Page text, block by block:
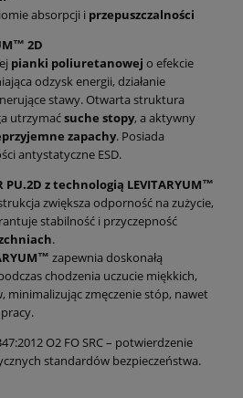
absorpcji i przepuszczalności
2D
pianki poliuretanowej o efekcie
odzysk energii, działanie
stawy. Otwarta struktura
utrzymaćsuche stopy, a aktywny
zapachy. Posiada
antystatyczne ESD.
PU.2D z technologią LEVITARYUM™
zwiększa odporność na zużycie,
stabilność i przyczepność
.
zapewnia doskonałą
chodzenia uczucie miękkich,
minimalizując zmęczenie stóp, nawet
O2 FO SRC – potwierdzenie
standardów bezpieczeństwa.